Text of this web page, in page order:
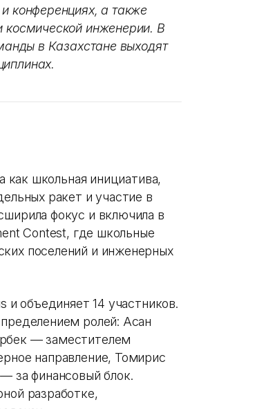
конференциях, а также
космической инженерии. В
в Казахстане выходят
школьная инициатива,
ракет и участие в
фокус и включила в
Contest, где школьные
поселений и инженерных
и объединяет 14 участников.
ролей: Асан
— заместителем
направление, Томирис
за финансовый блок.
разработке,